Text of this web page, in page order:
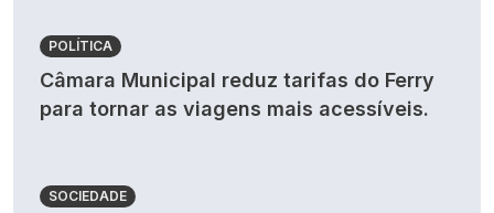
POLÍTICA
Câmara Municipal reduz tarifas do Ferry
para tornar as viagens mais acessíveis.
SOCIEDADE